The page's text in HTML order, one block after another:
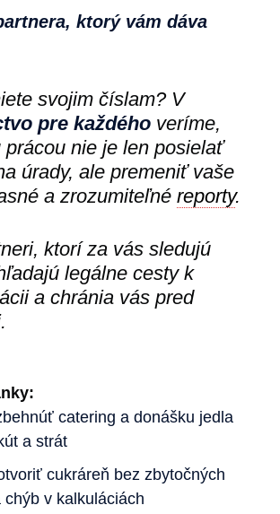
ktorý vám dáva
svojim číslam? V
pre každého veríme,
prácou nie je len posielať
úrady, ale premeniť vaše
a zrozumiteľné reporty.
ktorí za vás sledujú
legálne cesty k
a chránia vás pred
catering a donášku jedla
a strát
cukráreň bez zbytočných
chýb v kalkuláciách